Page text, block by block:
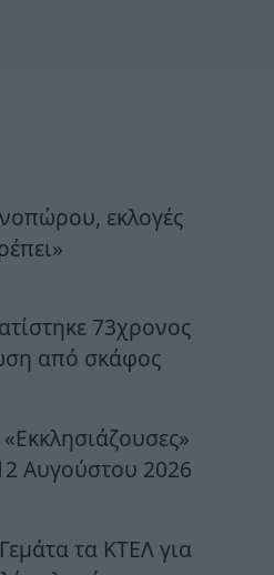
εκλογές
73χρονος
από σκάφος
Αυγούστου 2026
τα ΚΤΕΛ για